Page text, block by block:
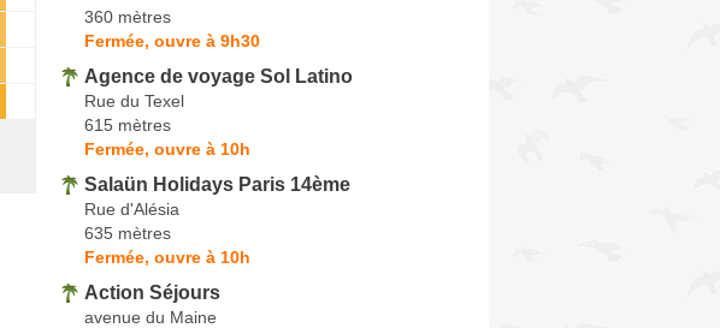
360 mètres
Fermée, ouvre à 9h30
Agence de voyage Sol Latino
Rue du Texel
615 mètres
Fermée, ouvre à 10h
Salaün Holidays Paris 14ème
Rue d'Alésia
635 mètres
Fermée, ouvre à 10h
Action Séjours
avenue du Maine